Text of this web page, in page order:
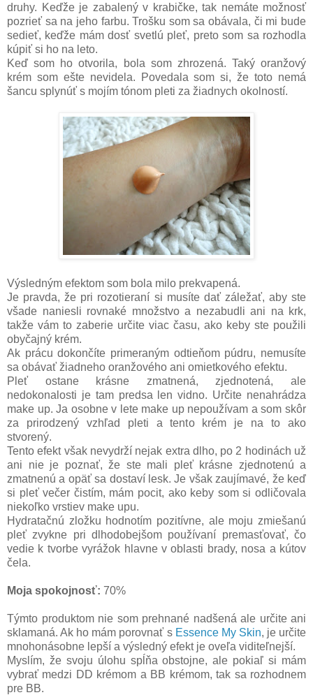
druhy. Keďže je zabalený v krabičke, tak nemáte možnosť
pozrieť sa na jeho farbu. Trošku som sa obávala, či mi bude
sedieť, keďže mám dosť svetlú pleť, preto som sa rozhodla
kúpiť si ho na leto.
Keď som ho otvorila, bola som zhrozená. Taký oranžový
krém som ešte nevidela. Povedala som si, že toto nemá
šancu splynúť s mojím tónom pleti za žiadnych okolností.
Výsledným efektom som bola milo prekvapená.
Je pravda, že pri rozotieraní si musíte dať záležať, aby ste
všade naniesli rovnaké množstvo a nezabudli ani na krk,
takže vám to zaberie určite viac času, ako keby ste použili
obyčajný krém.
Ak prácu dokončíte primeraným odtieňom púdru, nemusíte
sa obávať žiadneho oranžového ani omietkového efektu.
Pleť ostane krásne zmatnená, zjednotená, ale
nedokonalosti je tam predsa len vidno. Určite nenahrádza
make up. Ja osobne v lete make up nepoužívam a som skôr
za prirodzený vzhľad pleti a tento krém je na to ako
stvorený.
Tento efekt však nevydrží nejak extra dlho, po 2 hodinách už
ani nie je poznať, že ste mali pleť krásne zjednotenú a
zmatnenú a opäť sa dostaví lesk. Je však zaujímavé, že keď
si pleť večer čistím, mám pocit, ako keby som si odličovala
niekoľko vrstiev make upu.
Hydratačnú zložku hodnotím pozitívne, ale moju zmiešanú
pleť zvykne pri dlhodobejšom používaní premasťovať, čo
vedie k tvorbe vyrážok hlavne v oblasti brady, nosa a kútov
čela.
Moja spokojnosť: 70%
Týmto produktom nie som prehnané nadšená ale určite ani
sklamaná. Ak ho mám porovnať s Essence My Skin, je určite
mnohonásobne lepší a výsledný efekt je oveľa viditeľnejší.
Myslím, že svoju úlohu spĺňa obstojne, ale pokiaľ si mám
vybrať medzi DD krémom a BB krémom, tak sa rozhodnem
pre BB.